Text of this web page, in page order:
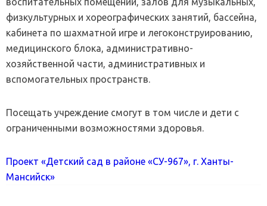
физкультурных и хореографических занятий, бассейна,
кабинета по шахматной игре и легоконструированию,
медицинского блока, административно-
хозяйственной части, административных и
вспомогательных пространств.
Посещать учреждение смогут в том числе и дети с
ограниченными возможностями здоровья.
Проект «Детский сад в районе «СУ-967», г. Ханты-
Мансийск»